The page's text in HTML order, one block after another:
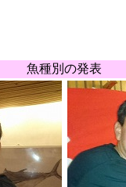
魚種別の発表